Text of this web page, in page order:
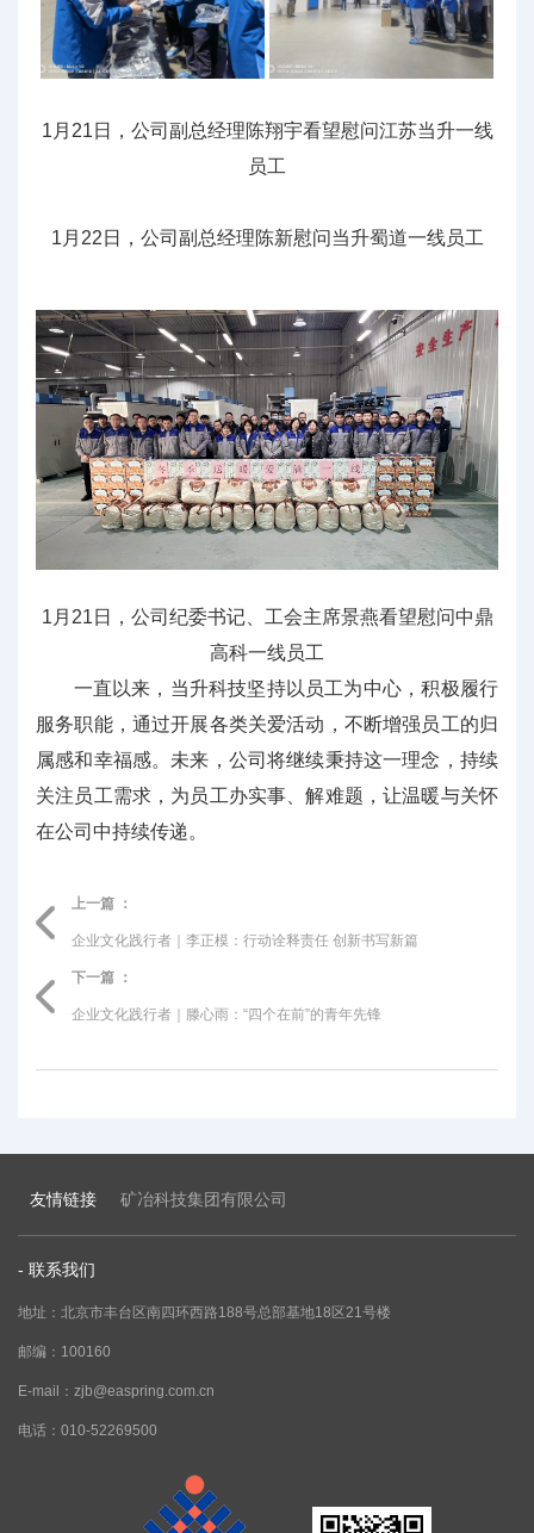
1月21日，公司副总经理陈翔宇看望慰问江苏当升一线
员工
1月22日，公司副总经理陈新慰问当升蜀道一线员工
1月21日，公司纪委书记、工会主席景燕看望慰问中鼎
高科一线员工
一直以来，当升科技坚持以员工为中心，积极履行
服务职能，通过开展各类关爱活动，不断增强员工的归
属感和幸福感。未来，公司将继续秉持这一理念，持续
关注员工需求，为员工办实事、解难题，让温暖与关怀
在公司中持续传递。
上一篇 ：
企业文化践行者｜李正模：行动诠释责任 创新书写新篇
下一篇 ：
企业文化践行者｜滕心雨：“四个在前”的青年先锋
友情链接 矿冶科技集团有限公司
- 联系我们
地址：北京市丰台区南四环西路188号总部基地18区21号楼
邮编：100160
E-mail：zjb@easpring.com.cn
电话：010-52269500